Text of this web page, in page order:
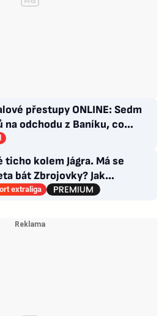
přestupy ONLINE: Sedm
na odchodu z Baníku, co
kolem Nombila?
ticho kolem Jágra. Má se
bát Zbrojovky? Jak
Pardubice
extraliga